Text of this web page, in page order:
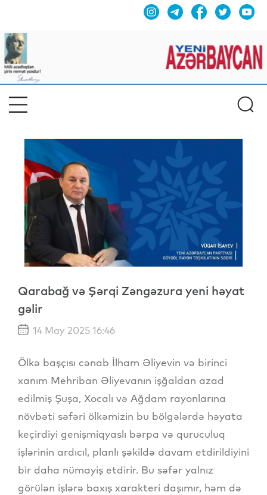
Qarabağ və Şərqi Zəngəzura yeni həyat
gəlir
14 May 2025 16:46
Ölkə başçısı cənab İlham Əliyevin və birinci
xanım Mehriban Əliyevanın işğaldan azad
edilmiş Şuşa, Xocalı və Ağdam rayonlarına
növbəti səfəri ölkəmizin bu bölgələrdə həyata
keçirdiyi genişmiqyaslı bərpa və quruculuq
işlərinin ardıcıl, planlı şəkildə davam etdirildiyini
bir daha nümayiş etdirir. Bu səfər yalnız
görülən işlərə baxış xarakteri daşımır, həm də